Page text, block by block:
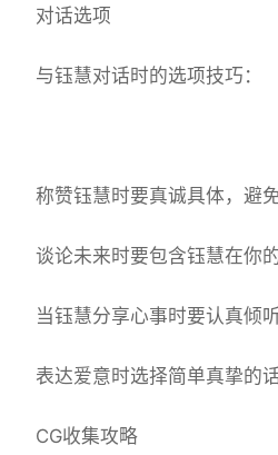
对话选项
与钰慧对话时的选项技巧：
称赞钰慧时要真诚具体，避
谈论未来时要包含钰慧在你
当钰慧分享心事时要认真倾
表达爱意时选择简单真挚的
CG收集攻略